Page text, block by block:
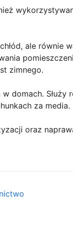
ale równie
zimnego.
domach.
za media.
oraz